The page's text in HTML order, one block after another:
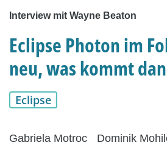
Interview mit Wayne Beaton
Eclipse Photon im
neu, was kommt
Eclipse
Gabriela Motroc Dominik